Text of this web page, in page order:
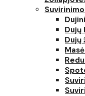
Dujų
Dujų